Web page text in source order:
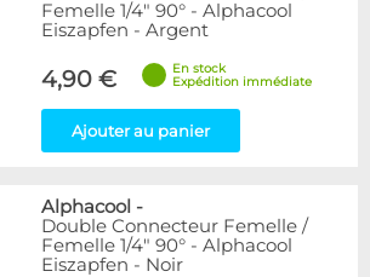
Femelle 1/4" 90° - Alphacool
Eiszapfen - Argent
4,90 €
En stock
Expédition immédiate
Ajouter au panier
Alphacool -
Double Connecteur Femelle /
Femelle 1/4" 90° - Alphacool
Eiszapfen - Noir